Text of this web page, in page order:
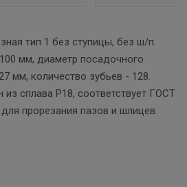
тип 1 без ступицы, без ш/п.
мм, диаметр посадочного
мм, количество зубьев - 128.
из сплава Р18, соответствует ГОСТ
прорезания пазов и шлицев.